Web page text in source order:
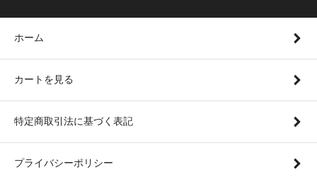
ホーム
カートを見る
特定商取引法に基づく表記
プライバシーポリシー